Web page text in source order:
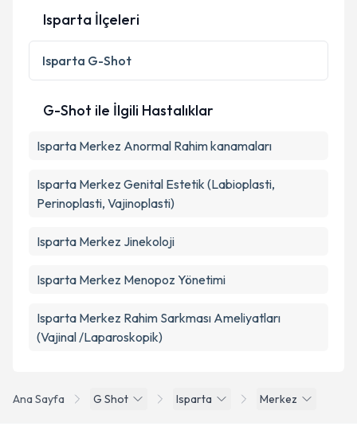
Kişisel verilerimin işlenmesine ilişkin
Metni'ni okudum ve kişisel verilerimin belirtilen
Ana Sayfa G Shot Isparta Merkez
Isparta İlçeleri
Isparta G-Shot
G-Shot ile İlgili Hastalıklar
Isparta Merkez Anormal Rahim kanamaları
Isparta Merkez Genital Estetik (Labioplasti,
Perinoplasti, Vajinoplasti)
Isparta Merkez Jinekoloji
Isparta Merkez Menopoz Yönetimi
Isparta Merkez Rahim Sarkması Ameliyatları
(Vajinal /Laparoskopik)